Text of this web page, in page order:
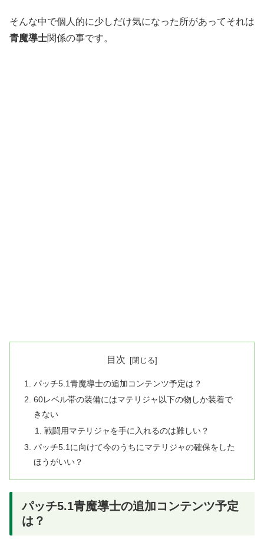
そんな中で個人的に少しだけ気になった所があってそれは
青魔導士関係の事です。
目次
パッチ5.1青魔導士の追加コンテンツ予定は？
60レベル帯の装備にはマテリジャ以下の物しか装着で
きない
戦闘用マテリジャを手に入れるのは難しい？
パッチ5.1に向けて今のうちにマテリジャの確保をした
ほうがいい？
パッチ5.1青魔導士の追加コンテンツ予定
は？